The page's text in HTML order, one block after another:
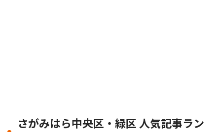
さがみはら中央区・緑区 人気記事ラン